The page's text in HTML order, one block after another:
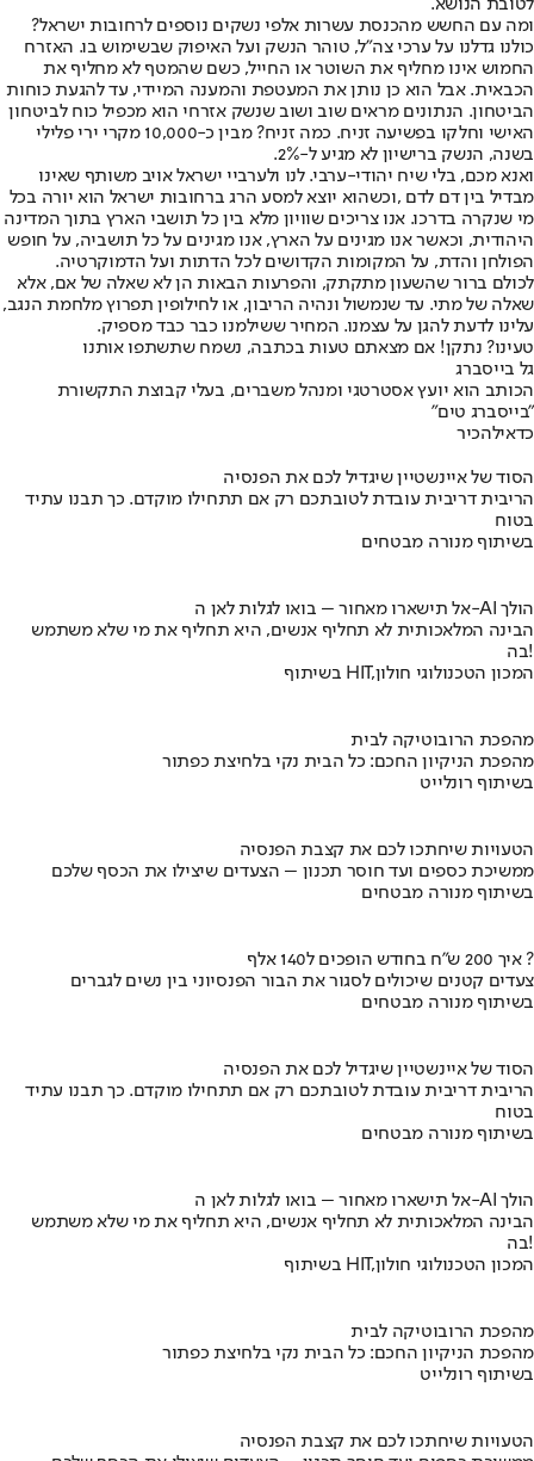
לטובת הנושא.
ומה עם החשש מהכנסת עשרות אלפי נשקים נוספים לרחובות ישראל?
כולנו גדלנו על ערכי צה"ל, טוהר הנשק ועל האיפוק שבשימוש בו. האזרח
החמוש אינו מחליף את השוטר או החייל, כשם שהמטף לא מחליף את
הכבאית. אבל הוא כן נותן את המעטפת והמענה המיידי, עד להגעת כוחות
הביטחון. הנתונים מראים שוב ושוב שנשק אזרחי הוא מכפיל כוח לביטחון
האישי וחלקו בפשיעה זניח. כמה זניח? מבין כ-10,000 מקרי ירי פלילי
בשנה, הנשק ברישיון לא מגיע ל-2%.
ואנא מכם, בלי שיח יהודי-ערבי. לנו ולערביי ישראל אויב משותף שאינו
מבדיל בין דם לדם ,וכשהוא יוצא למסע הרג ברחובות ישראל הוא יורה בכל
מי שנקרה בדרכו. אנו צריכים שוויון מלא בין כל תושבי הארץ בתוך המדינה
היהודית, וכאשר אנו מגינים על הארץ, אנו מגינים על כל תושביה, על חופש
הפולחן והדת, על המקומות הקדושים לכל הדתות ועל הדמוקרטיה.
לכולם ברור שהשעון מתקתק, והפרעות הבאות הן לא שאלה של אם, אלא
שאלה של מתי. עד שנמשול ונהיה הריבון, או לחילופין תפרוץ מלחמת הנגב,
עלינו לדעת להגן על עצמנו. המחיר ששילמנו כבר כבד מספיק.
טעינו? נתקן! אם מצאתם טעות בכתבה, נשמח שתשתפו אותנו
גל בייסברג
הכותב הוא יועץ אסטרטגי ומנהל משברים, בעלי קבוצת התקשורת
"בייסברג טים"
כדאילהכיר
הסוד של איינשטיין שיגדיל לכם את הפנסיה
הריבית דריבית עובדת לטובתכם רק אם תתחילו מוקדם. כך תבנו עתיד
בטוח
בשיתוף מנורה מבטחים
אל תישארו מאחור – בואו לגלות לאן ה-AI הולך
הבינה המלאכותית לא תחליף אנשים, היא תחליף את מי שלא משתמש
בה!
בשיתוף HIT,המכון הטכנולוגי חולון
מהפכת הרובוטיקה לבית
מהפכת הניקיון החכם: כל הבית נקי בלחיצת כפתור
בשיתוף רונלייט
הטעויות שיחתכו לכם את קצבת הפנסיה
ממשיכת כספים ועד חוסר תכנון – הצעדים שיצילו את הכסף שלכם
בשיתוף מנורה מבטחים
איך 200 ש"ח בחודש הופכים ל140 אלף ?
צעדים קטנים שיכולים לסגור את הבור הפנסיוני בין נשים לגברים
בשיתוף מנורה מבטחים
הסוד של איינשטיין שיגדיל לכם את הפנסיה
הריבית דריבית עובדת לטובתכם רק אם תתחילו מוקדם. כך תבנו עתיד
בטוח
בשיתוף מנורה מבטחים
אל תישארו מאחור – בואו לגלות לאן ה-AI הולך
הבינה המלאכותית לא תחליף אנשים, היא תחליף את מי שלא משתמש
בה!
בשיתוף HIT,המכון הטכנולוגי חולון
מהפכת הרובוטיקה לבית
מהפכת הניקיון החכם: כל הבית נקי בלחיצת כפתור
בשיתוף רונלייט
הטעויות שיחתכו לכם את קצבת הפנסיה